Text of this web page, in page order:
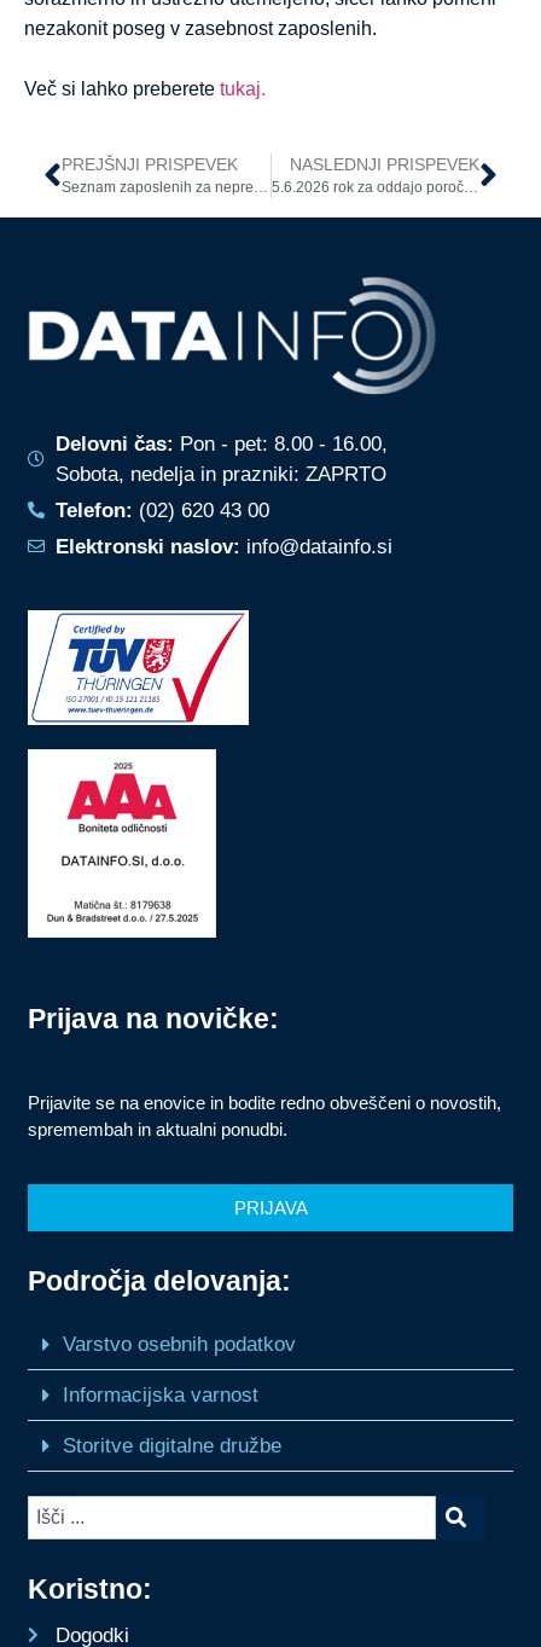
nezakonit poseg v zasebnost zaposlenih.
Več si lahko preberete tukaj.
PREJŠNJI PRISPEVEK
Seznam zaposlenih za neprekinjeno zdravstveno varstvo: kje je meja pri zbiranju podatkov?
NASLEDNJI PRISPEVEK
5.6.2026 rok za oddajo poročila o izvajanju načrta integritete
Delovni čas: Pon - pet: 8.00 - 16.00,
Sobota, nedelja in prazniki: ZAPRTO
Telefon: (02) 620 43 00
Elektronski naslov: info@datainfo.si
Koristno:
Dogodki
Področja delovanja:
Varstvo osebnih podatkov
Informacijska varnost
Storitve digitalne družbe
Prijava na novičke:
Prijavite se na enovice in bodite redno obveščeni o novostih,
spremembah in aktualni ponudbi.
PRIJAVA